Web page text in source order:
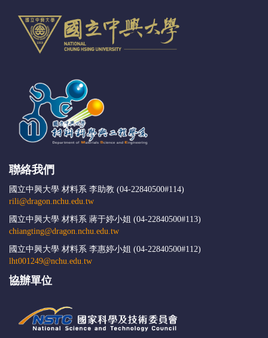
聯絡我們
國立中興大學 材料系 李助教 (04-22840500#114)
rili@dragon.nchu.edu.tw
國立中興大學 材料系 蔣于婷小姐 (04-22840500#113)
chiangting@dragon.nchu.edu.tw
國立中興大學 材料系 李惠婷小姐 (04-22840500#112)
lht001249@nchu.edu.tw
協辦單位